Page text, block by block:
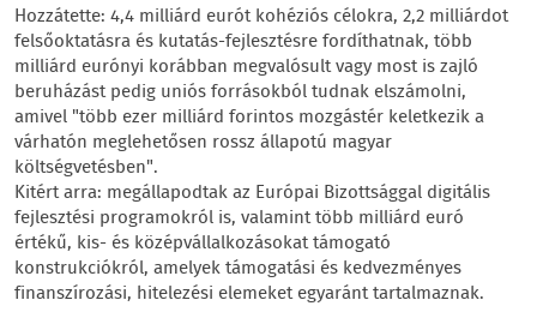
Hozzátette: 4,4 milliárd eurót kohéziós célokra, 2,2 milliárdot
felsőoktatásra és kutatás-fejlesztésre fordíthatnak, több
milliárd eurónyi korábban megvalósult vagy most is zajló
beruházást pedig uniós forrásokból tudnak elszámolni,
amivel "több ezer milliárd forintos mozgástér keletkezik a
várhatón meglehetősen rossz állapotú magyar
költségvetésben".
Kitért arra: megállapodtak az Európai Bizottsággal digitális
fejlesztési programokról is, valamint több milliárd euró
értékű, kis- és középvállalkozásokat támogató
konstrukciókról, amelyek támogatási és kedvezményes
finanszírozási, hitelezési elemeket egyaránt tartalmaznak.